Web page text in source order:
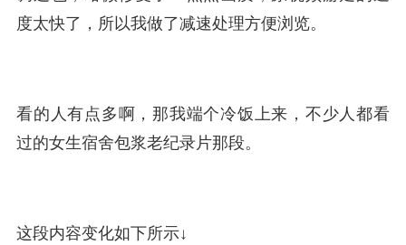
度太快了，所以我做了减速处理方便浏览。
看的人有点多啊，那我端个冷饭上来，不少人都看
过的女生宿舍包浆老纪录片那段。
这段内容变化如下所示↓